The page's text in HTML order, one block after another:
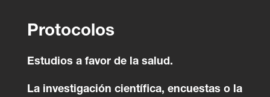
Protocolos
Estudios a favor de la salud.
La investigación científica, encuestas o la